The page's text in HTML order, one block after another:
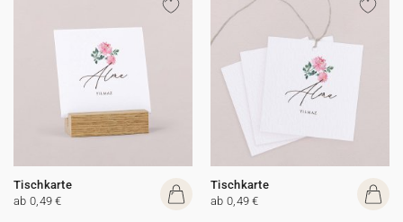
Tischkarte
ab 0,49 €
Tischkarte
ab 0,49 €